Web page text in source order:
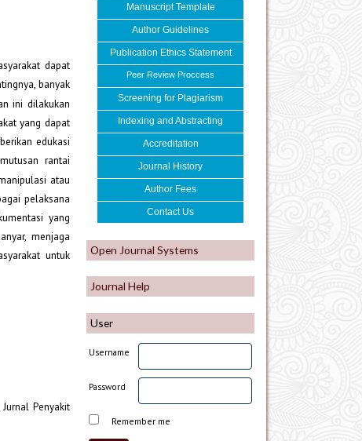
Manuscript Template
Author Guidelines
Publication Ethics Statement
Peer Review Proccess
Screening for Plagiarism
Indexing and Abstracting
Accreditation
Journal History
Author Fees
Contact Us
Open Journal Systems
Journal Help
User
Username
Password
Remember me
dapat
banyak
ini dilakukan
yang dapat
edukasi
rantai
atau
pelaksana
yang
menjaga
untuk
Penyakit